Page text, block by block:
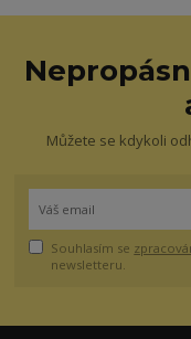
Můžete se kdykoli
Souhlasím se
newsletteru.